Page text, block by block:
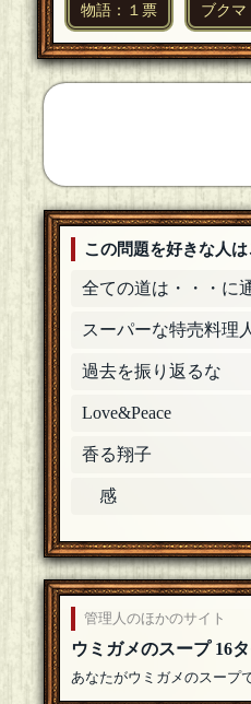
物語：１票 ブクマ
この問題を好きな人
全ての道は・・・に
スーパーな特売料理
過去を振り返るな
Love&Peace
香る翔子
感
管理人のほかのサイト
ウミガメのスープ 16
あなたがウミガメのスープ